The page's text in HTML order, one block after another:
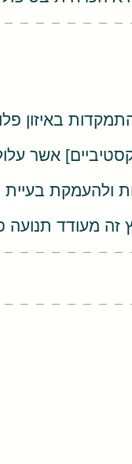
באיזון
ולהעמקת בעיית
מעודד